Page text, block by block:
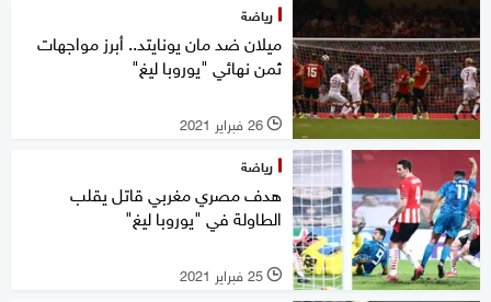
رياضة
ميلان ضد مان يونايتد.. أبرز مواجهات
ثمن نهائي "يوروبا ليغ"
l 26 فبراير 2021
رياضة
هدف مصري مغربي قاتل يقلب
الطاولة في "يوروبا ليغ"
l 25 فبراير 2021